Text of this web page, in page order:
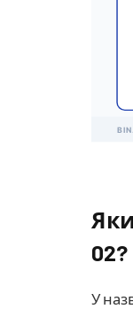
02?
У